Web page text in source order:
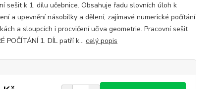
sešit k 1. dílu učebnice. Obsahuje řadu slovních úloh k
a upevnění násobilky a dělení, zajímavé numerické počítání
a sloupcích i procvičení učiva geometrie. Pracovní sešit
POČÍTÁNÍ 1. DÍL patří k... celý popis